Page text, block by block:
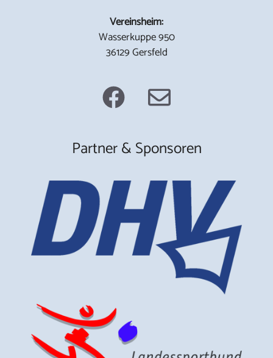
Vereinsheim:
Wasserkuppe 950
36129 Gersfeld
Partner & Sponsoren